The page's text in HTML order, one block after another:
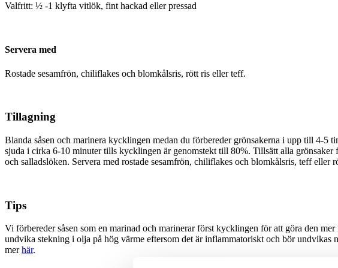
Valfritt: ½ -1 klyfta vitlök, fint hackad eller pressad
Servera med
Rostade sesamfrön, chiliflakes och blomkålsris, rött ris eller teff.
Tillagning
Blanda såsen och marinera kycklingen medan du förbereder grönsakerna i upp till 4-5
sjuda i cirka 6-10 minuter tills kycklingen är genomstekt till 80%. Tillsätt alla
och salladslöken. Servera med rostade sesamfrön, chiliflakes och blomkålsris, teff eller
Tips
Vi förbereder såsen som en marinad och marinerar först kycklingen för att göra den
undvika stekning i olja på hög värme eftersom det är inflammatoriskt och bör
merhär.